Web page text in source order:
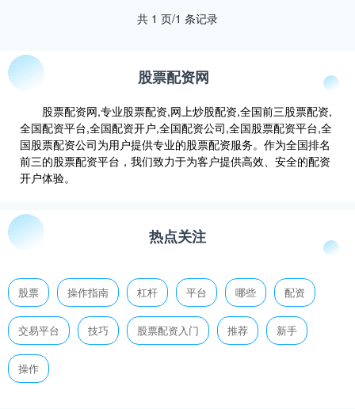
共 1 页/1 条记录
股票配资网
股票配资网,专业股票配资,网上炒股配资,全国前三股票配资,
全国配资平台,全国配资开户,全国配资公司,全国股票配资平台,全
国股票配资公司为用户提供专业的股票配资服务。作为全国排名
前三的股票配资平台，我们致力于为客户提供高效、安全的配资
开户体验。
热点关注
股票 操作指南 杠杆 平台 哪些 配资
交易平台 技巧 股票配资入门 推荐 新手
操作